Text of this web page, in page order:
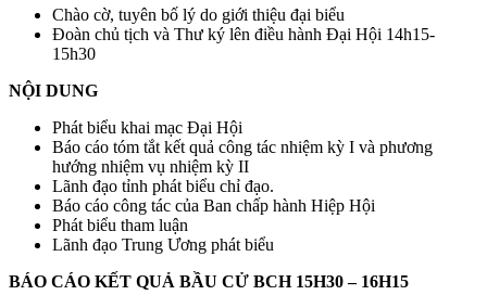
Chào cờ, tuyên bố lý do giới thiệu đại biểu
Đoàn chủ tịch và Thư ký lên điều hành Đại Hội 14h15-
15h30
NỘI DUNG
Phát biểu khai mạc Đại Hội
Báo cáo tóm tắt kết quả công tác nhiệm kỳ I và phương
hướng nhiệm vụ nhiệm kỳ II
Lãnh đạo tỉnh phát biểu chỉ đạo.
Báo cáo công tác của Ban chấp hành Hiệp Hội
Phát biểu tham luận
Lãnh đạo Trung Ương phát biểu
BÁO CÁO KẾT QUẢ BẦU CỬ BCH 15H30 – 16H15